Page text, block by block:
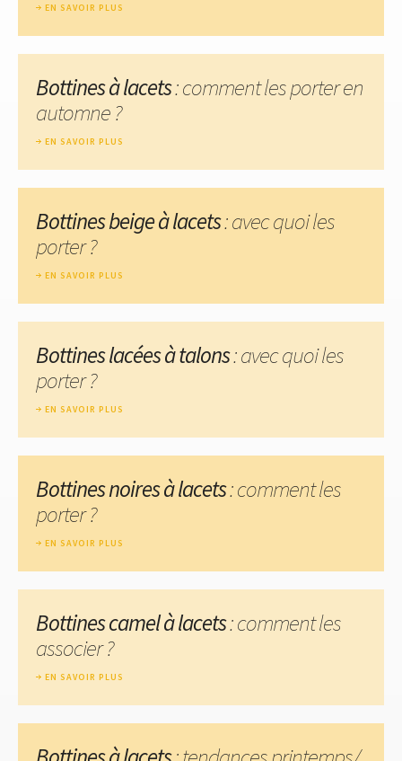
EN SAVOIR PLUS
Bottines à lacets: comment les porter en
automne ?
EN SAVOIR PLUS
Bottines beige à lacets: avec quoi les
porter ?
EN SAVOIR PLUS
Bottines lacées à talons: avec quoi les
porter ?
EN SAVOIR PLUS
Bottines noires à lacets: comment les
porter ?
EN SAVOIR PLUS
Bottines camel à lacets: comment les
associer ?
EN SAVOIR PLUS